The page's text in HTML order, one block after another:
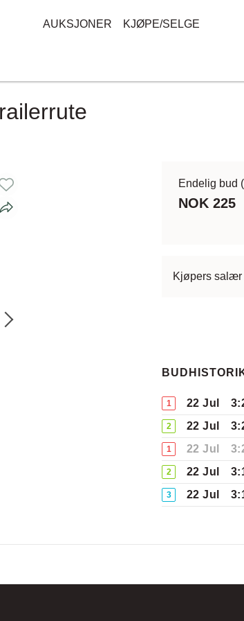
AUKSJONER KJØPE/SELGE
Endelig bud
NOK 225
Kjøpers salær
1 22 Jul
2 22 Jul
1 22 Jul
2 22 Jul
3 22 Jul